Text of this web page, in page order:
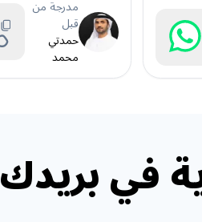
مدرجة من
قبل
حمدتي
محمد
في بريدك